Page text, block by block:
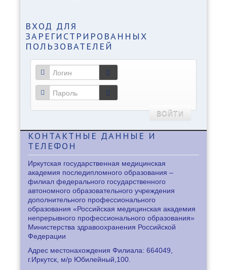
ВХОД ДЛЯ
ЗАРЕГИСТРИРОВАННЫХ
ПОЛЬЗОВАТЕЛЕЙ
ВОЙТИ
КОНТАКТНЫЕ ДАННЫЕ И
ТЕЛЕФОН
Иркутская государственная медицинская
академия последипломного образования –
филиал федерального государственного
автономного образовательного учреждения
дополнительного профессионального
образования «Российская медицинская академия
непрерывного профессионального образования»
Министерства здравоохранения Российской
Федерации
Адрес местонахождения Филиала: 664049,
г.Иркутск, м/р Юбилейный,100.